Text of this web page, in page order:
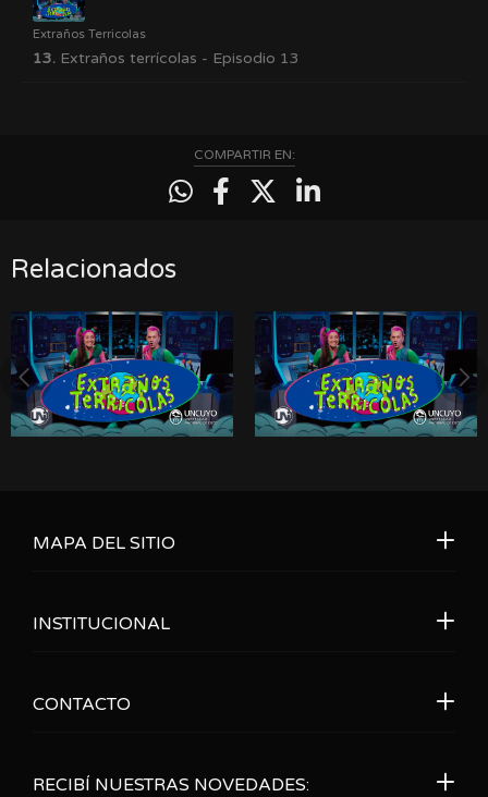
Extraños Terricolas
13. Extraños terrícolas - Episodio 13
COMPARTIR EN:
Relacionados
RECIBÍ NUESTRAS NOVEDADES:
MAPA DEL SITIO
INSTITUCIONAL
CONTACTO